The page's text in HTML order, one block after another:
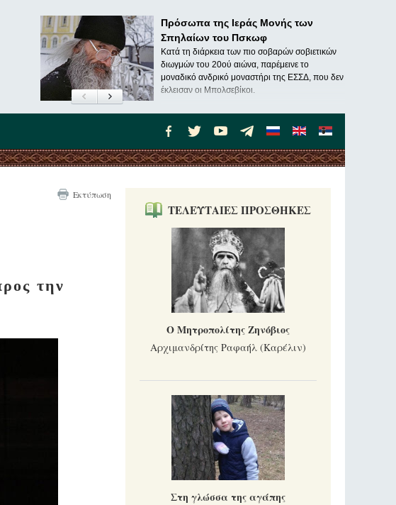
Πρόσωπα της Ιεράς Μονής των
Σπηλαίων του Πσκωφ
Κατά τη διάρκεια των πιο σοβαρών σοβιετικών
διωγμών του 20ού αιώνα, παρέμεινε το
μοναδικό ανδρικό μοναστήρι της ΕΣΣΔ, που δεν
έκλεισαν οι Μπολσεβίκοι.
Εκτύπωση
την
ΤΕΛΕΥΤΑΙΕΣ ΠΡΟΣΘΗΚΕΣ
Ο Μητροπολίτης Ζηνόβιος
Αρχιμανδρίτης Ραφαήλ (Καρέλιν)
Στη γλώσσα της αγάπης